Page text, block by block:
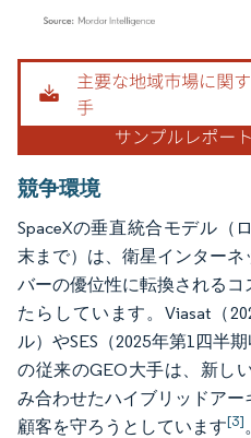
画像 © Mordor Intelligence。再利用に
競争環境
SpaceXの垂直統合モデル（
末まで）は、衛星インター
バーの優位性に転換される
たらしています。Viasat（
ル）やSES（2025年第1四半
の従来のGEO大手は、新し
み合わせたハイブリッドア
顧客を守ろうとしています[3]